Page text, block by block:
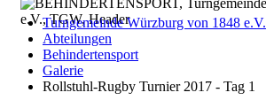
Turngemeinde Würzburg von 1848 e.V.
Abteilungen
Behindertensport
Galerie
Rollstuhl-Rugby Turnier 2017 - Tag 1